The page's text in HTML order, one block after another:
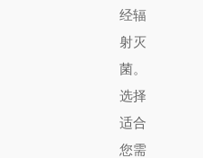
经辐
射灭
菌。
选择
适合
您需